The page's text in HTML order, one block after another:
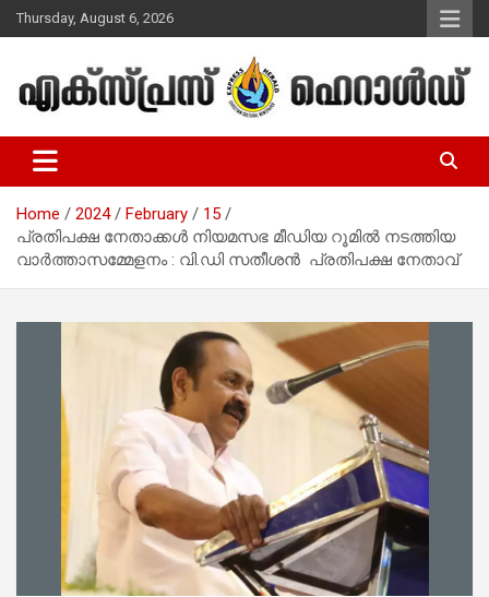
Skip
to
Thursday, August 6, 2026
Express Herald – Malayalam
Christian News
Home 2024 February
15
പ്രതിപക്ഷ നേതാക്കള്‍ നിയമസഭ മീഡിയ റൂമില്‍ നടത്തിയ
വാര്‍ത്താസമ്മേളനം : വി.ഡി സതീശന്‍ പ്രതിപക്ഷ നേതാവ്